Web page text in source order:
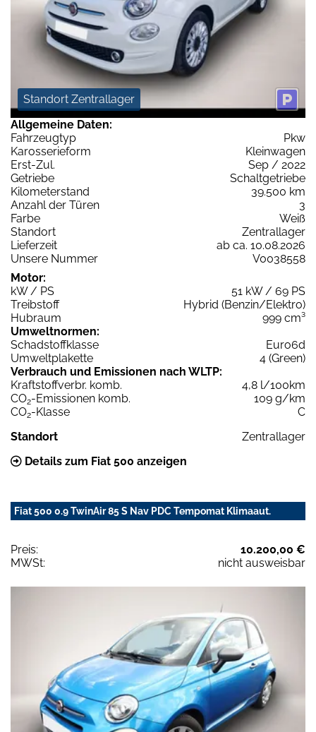
Standort Zentrallager
Allgemeine Daten:
Fahrzeugtyp
Pkw
Karosserieform
Kleinwagen
Erst-Zul.
Sep / 2022
Getriebe
Schaltgetriebe
Kilometerstand
39.500 km
Anzahl der Türen
3
Farbe
Weiß
Standort
Zentrallager
Lieferzeit
ab ca. 10.08.2026
Unsere Nummer
V0038558
Motor:
kW / PS
51 kW / 69 PS
Treibstoff
Hybrid (Benzin/Elektro)
Hubraum
999 cm³
Umweltnormen:
Schadstoffklasse
Euro6d
Umweltplakette
4 (Green)
Verbrauch und Emissionen nach WLTP:
Kraftstoffverbr. komb.
4,8 l/100km
CO2-Emissionen komb.
109 g/km
CO2-Klasse
C
Standort
Zentrallager
Details zum Fiat 500 anzeigen
Fiat 500 0.9 TwinAir 85 S Nav PDC Tempomat Klimaaut.
Preis:
10.200,00 €
MWSt:
nicht ausweisbar